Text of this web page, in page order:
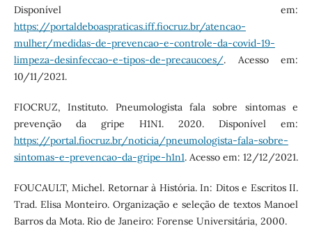
Disponível em:
https://portaldeboaspraticas.iff.fiocruz.br/atencao-
mulher/medidas-de-prevencao-e-controle-da-covid-19-
limpeza-desinfeccao-e-tipos-de-precaucoes/. Acesso em:
10/11/2021.
FIOCRUZ, Instituto. Pneumologista fala sobre sintomas e
prevenção da gripe H1N1. 2020. Disponível em:
https://portal.fiocruz.br/noticia/pneumologista-fala-sobre-
sintomas-e-prevencao-da-gripe-h1n1. Acesso em: 12/12/2021.
FOUCAULT, Michel. Retornar à História. In: Ditos e Escritos II.
Trad. Elisa Monteiro. Organização e seleção de textos Manoel
Barros da Mota. Rio de Janeiro: Forense Universitária, 2000.